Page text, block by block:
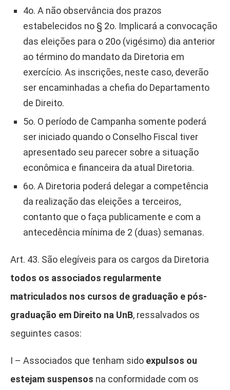
4o. A não observância dos prazos
estabelecidos no § 2o. Implicará a convocação
das eleições para o 20o (vigésimo) dia anterior
ao término do mandato da Diretoria em
exercício. As inscrições, neste caso, deverão
ser encaminhadas a chefia do Departamento
de Direito.
5o. O período de Campanha somente poderá
ser iniciado quando o Conselho Fiscal tiver
apresentado seu parecer sobre a situação
econômica e financeira da atual Diretoria.
6o. A Diretoria poderá delegar a competência
da realização das eleições a terceiros,
contanto que o faça publicamente e com a
antecedência mínima de 2 (duas) semanas.
Art. 43. São elegíveis para os cargos da Diretoria
todos os associados regularmente
matriculados nos cursos de graduação e pós-
graduação em Direito na UnB, ressalvados os
seguintes casos:
I – Associados que tenham sido expulsos ou
estejam suspensos na conformidade com os